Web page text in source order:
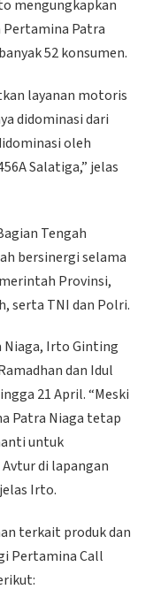
mengungkapkan
Pertamina Patra
52 konsumen.
layanan motoris
didominasi dari
oleh
Salatiga,” jelas
Tengah
bersinergi selama
Provinsi,
serta TNI dan Polri.
Niaga, Irto Ginting
dan Idul
21 April. “Meski
Patra Niaga tetap
untuk
di lapangan
Irto.
terkait produk dan
Pertamina Call